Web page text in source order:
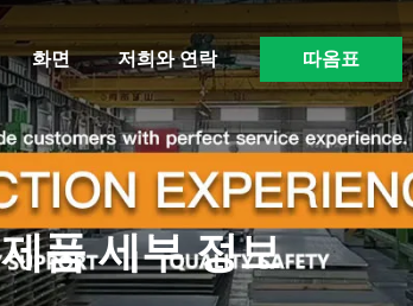
화면 저희와 연락 따옴표
제품 세부 정보